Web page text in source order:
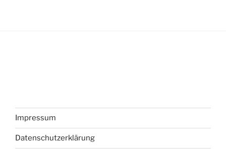
Impressum
Datenschutzerklärung